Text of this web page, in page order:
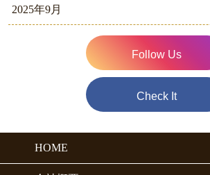
2025年9月
Follow Us
Check It
HOME